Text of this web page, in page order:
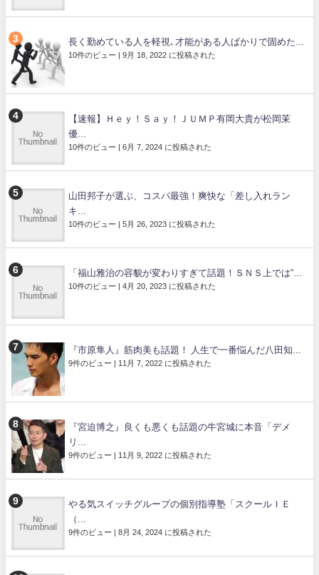
長く勤めている人を軽視､才能がある人ばかりで固めた...
10件のビュー | 9月 18, 2022 に投稿された
【速報】Ｈｅｙ！Ｓａｙ！ＪＵＭＰ有岡大貴が松岡茉
優...
10件のビュー | 6月 7, 2024 に投稿された
山田邦子が選ぶ、コスパ最強！爽快な「差し入れラン
キ...
10件のビュー | 5月 26, 2023 に投稿された
「福山雅治の容貌が変わりすぎて話題！ＳＮＳ上では“...
10件のビュー | 4月 20, 2023 に投稿された
『市原隼人』筋肉美も話題！ 人生で一番悩んだ八田知...
9件のビュー | 11月 7, 2022 に投稿された
『宮迫博之』良くも悪くも話題の牛宮城に本音「デメ
リ...
9件のビュー | 11月 9, 2022 に投稿された
やる気スイッチグループの個別指導塾「スクールＩＥ
（...
9件のビュー | 8月 24, 2024 に投稿された